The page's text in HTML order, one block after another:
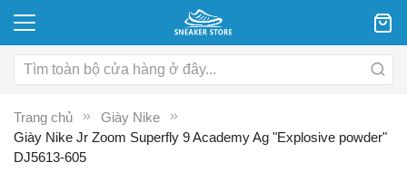
Trang chủ
Giày Nike
Giày Nike Jr Zoom Superfly 9 Academy Ag "Explosive powder"
DJ5613-605